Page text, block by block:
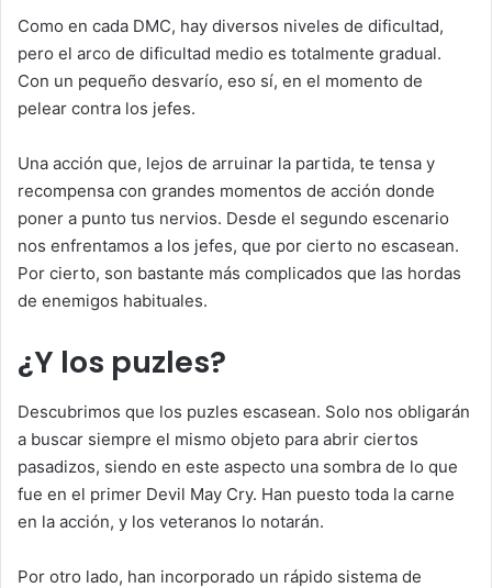
Como en cada DMC, hay diversos niveles de dificultad,
pero el arco de dificultad medio es totalmente gradual.
Con un pequeño desvarío, eso sí, en el momento de
pelear contra los jefes.
Una acción que, lejos de arruinar la partida, te tensa y
recompensa con grandes momentos de acción donde
poner a punto tus nervios. Desde el segundo escenario
nos enfrentamos a los jefes, que por cierto no escasean.
Por cierto, son bastante más complicados que las hordas
de enemigos habituales.
¿Y los puzles?
Descubrimos que los puzles escasean. Solo nos obligarán
a buscar siempre el mismo objeto para abrir ciertos
pasadizos, siendo en este aspecto una sombra de lo que
fue en el primer Devil May Cry. Han puesto toda la carne
en la acción, y los veteranos lo notarán.
Por otro lado, han incorporado un rápido sistema de